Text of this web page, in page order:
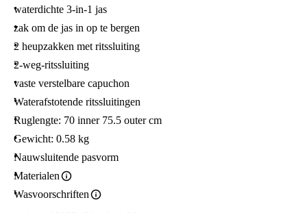
waterdichte 3-in-1 jas
zak om de jas in op te bergen
2 heupzakken met ritssluiting
2-weg-ritssluiting
vaste verstelbare capuchon
Waterafstotende ritssluitingen
Ruglengte: 70 inner 75.5 outer cm
Gewicht: 0.58 kg
Nauwsluitende pasvorm
Materialen
Wasvoorschriften